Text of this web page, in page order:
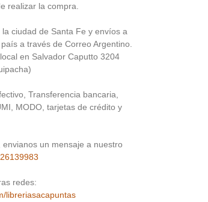
realizar la compra.
ciudad de Santa Fe y envíos a
a través de Correo Argentino.
en Salvador Caputto 3204
Transferencia bancaria,
MODO, tarjetas de crédito y
un mensaje a nuestro
redes:
libreriasacapuntas